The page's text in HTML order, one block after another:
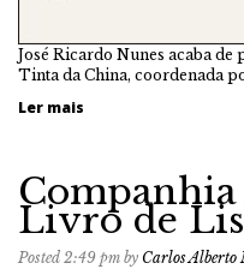
José Ricardo Nunes acaba
Tinta da China, coordenada
Ler mais
Livro de
Posted 2:49 pm by Carlos Alberto